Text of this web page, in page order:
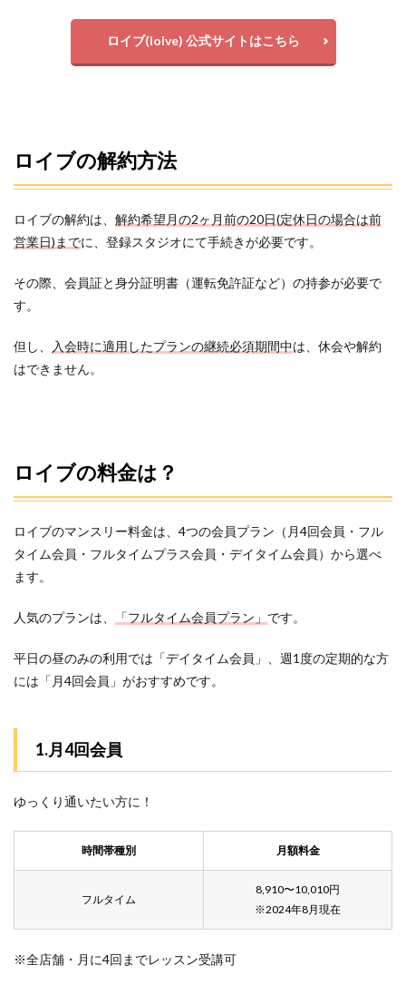
ロイブ(loIve) 公式サイトはこちら
ロイブの解約方法
ロイブの解約は、 解約希望月の2ヶ月前の20日(定休日の場合は前
営業日)までに、登録スタジオにて手続きが必要です。
その際、会員証と身分証明書（運転免許証など）の持参が必要で
す。
但し、 入会時に適用したプランの継続必須期間中は、休会や解約
はできません。
ロイブの料金は？
ロイブのマンスリー料金は、4つの会員プラン（月4回会員・フル
タイム会員・フルタイムプラス会員・デイタイム会員）から選べ
ます。
人気のプランは、 「フルタイム会員プラン」 です。
平日の昼のみの利用では「デイタイム会員」、週1度の定期的な方
には「月4回会員」がおすすめです。
1.月4回会員
ゆっくり通いたい方に！
時間帯種別 月額料金
フルタイム
8,910〜10,010円
※2024年8月現在
※全店舗・月に4回までレッスン受講可